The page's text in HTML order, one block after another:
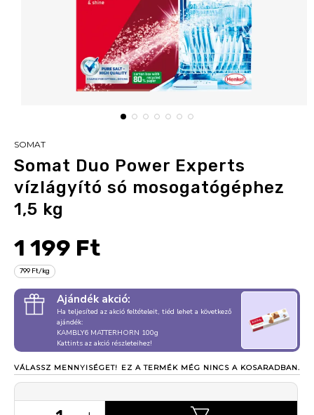
SOMAT
Somat Duo Power Experts
vízlágyító só mosogatógéphez
1,5 kg
1 199 Ft
799 Ft/kg
Ajándék akció:
Ha teljesíted az akció feltételeit, tiéd lehet a következő
ajándék:
KAMBLY6 MATTERHORN 100g
Kattints az akció részleteihez!
VÁLASSZ MENNYISÉGET! EZ A TERMÉK MÉG NINCS A KOSARADBAN.